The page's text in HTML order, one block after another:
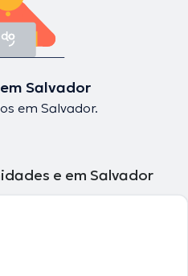
Salvador
em Salvador.
e em Salvador